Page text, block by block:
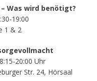
Was wird benötigt?
19:00
1 & 2
20:00 Uhr
Str. 24, Hörsaal